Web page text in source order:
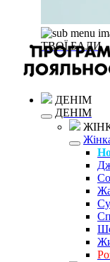
ТВОЇ БАЛИ
ДЕНІМ
ДЕНІМ